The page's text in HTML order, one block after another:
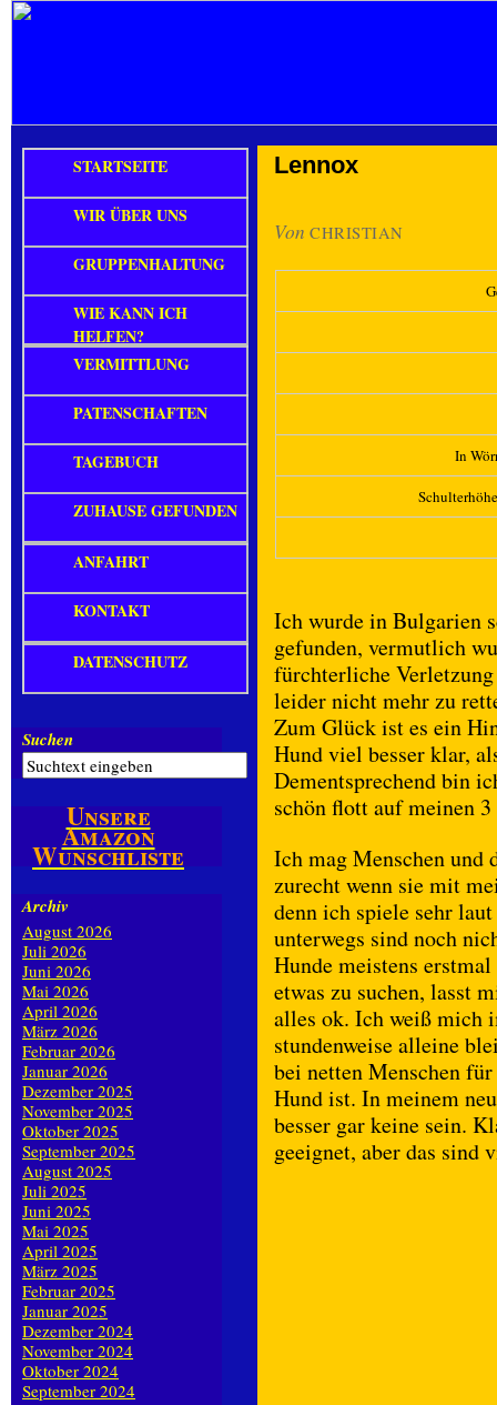
Lennox
Von CHRISTIAN
In
Ich wurde in Bulgarien
gefunden, vermutlich
fürchterliche
leider nicht mehr zu
Zum Glück ist es ein
Hund viel besser klar,
Dementsprechend bin
schön flott auf meinen
Ich mag Menschen und
zurecht wenn sie mit
denn ich spiele sehr
unterwegs sind noch
Hunde meistens
etwas zu suchen, lasst
alles ok. Ich weiß mich
stundenweise alleine
bei netten Menschen
Hund ist. In meinem
besser gar keine sein.
geeignet, aber das sind
STARTSEITE
WIR ÜBER UNS
GRUPPENHALTUNG
WIE KANN ICH
HELFEN?
VERMITTLUNG
PATENSCHAFTEN
TAGEBUCH
ZUHAUSE GEFUNDEN
ANFAHRT
KONTAKT
DATENSCHUTZ
Suchen
Unsere
Amazon
Wunschliste
Archiv
August 2026
Juli 2026
Juni 2026
Mai 2026
April 2026
März 2026
Februar 2026
Januar 2026
Dezember 2025
November 2025
Oktober 2025
September 2025
August 2025
Juli 2025
Juni 2025
Mai 2025
April 2025
März 2025
Februar 2025
Januar 2025
Dezember 2024
November 2024
Oktober 2024
September 2024